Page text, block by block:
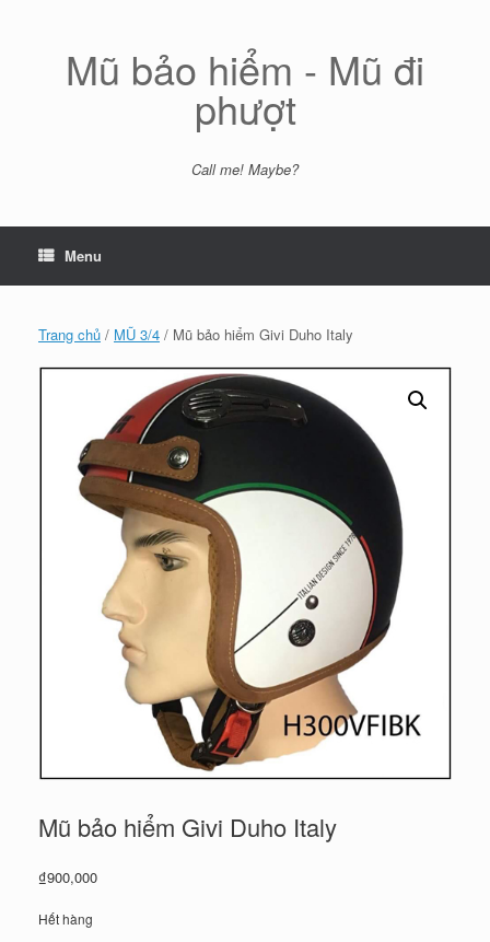
Mũ bảo hiểm - Mũ đi
phượt
Call me! Maybe?
Menu
Trang chủ / MŨ 3/4 / Mũ bảo hiểm Givi Duho Italy
Mũ bảo hiểm Givi Duho Italy
₫900,000
Hết hàng